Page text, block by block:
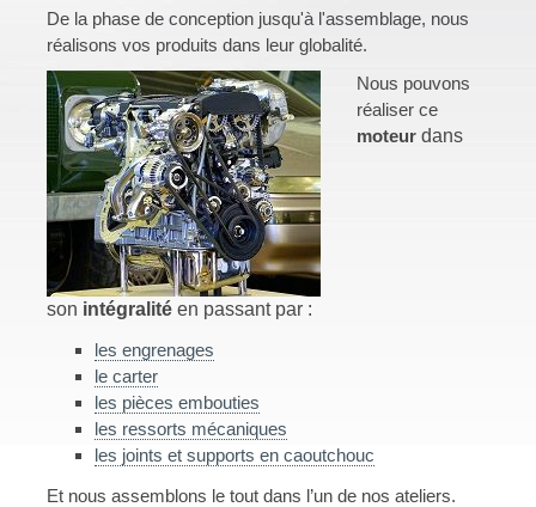
De la phase de conception jusqu'à l'assemblage, nous
réalisons vos produits dans leur globalité.
Nous pouvons
réaliser ce
moteur dans
son intégralité en passant par :
les engrenages
le carter
les pièces embouties
les ressorts mécaniques
les joints et supports en caoutchouc
Et nous assemblons le tout dans l’un de nos ateliers.